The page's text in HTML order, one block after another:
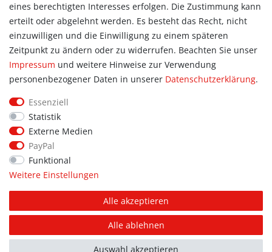
Allgemein
Kontakt
Datenschutzerklärung
AGB
Impressum
Informationen für Vereine
Informationen zur Beflockung
Newsletter-Anmeldung
© Copyright 2026 | Alle Rechte vorbehalten. Sport Hoffmann.
Unsere Shopmarken: PUMA, addidas, JAKO, erima.
FACEBOOK
eines berechtigten Interesses erfolgen. Die Zustimmung kann
erteilt oder abgelehnt werden. Es besteht das Recht, nicht
einzuwilligen und die Einwilligung zu einem späteren
Zeitpunkt zu ändern oder zu widerrufen. Beachten Sie unser
Impressum und weitere Hinweise zur Verwendung
personenbezogener Daten in unserer Daten­schutz­erklärung.
Essenziell
Statistik
Externe Medien
PayPal
Funktional
Weitere Einstellungen
Alle akzeptieren
Alle ablehnen
Auswahl akzeptieren